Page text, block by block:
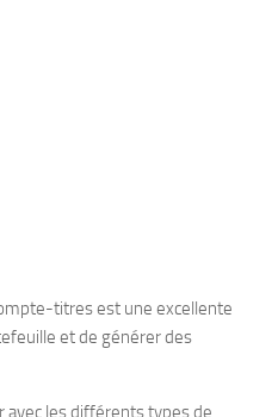
titres est une excellente
et de générer des
avec les différents types de